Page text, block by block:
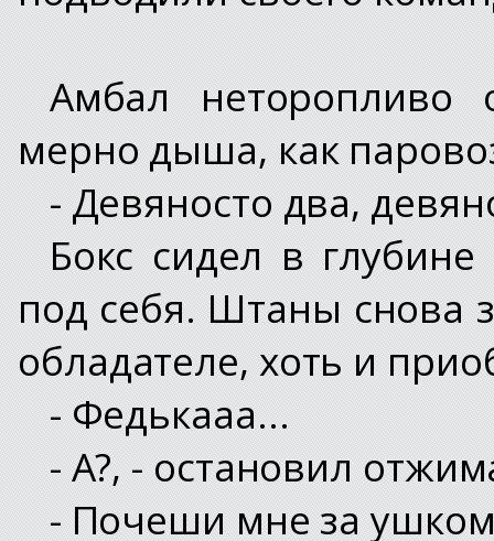
Амбал неторопливо
мерно дыша, как
- Девяносто два,
Бокс сидел в
под себя. Штаны снова
обладателе, хоть и
- Федькааа...
- А?, - остановил
- Почеши мне за